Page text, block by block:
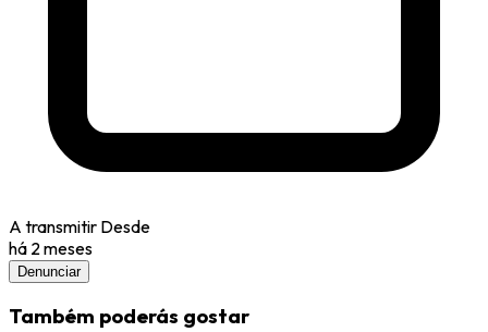
A transmitir Desde
há 2 meses
Denunciar
Também poderás gostar